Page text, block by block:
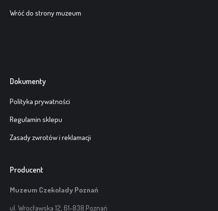
Wróć do strony muzeum
Dokumenty
Polityka prywatności
Regulamin sklepu
Zasady zwrotów i reklamacji
Producent
Muzeum Czekolady Poznań
ul. Wrocławska 12, 61-838 Poznań